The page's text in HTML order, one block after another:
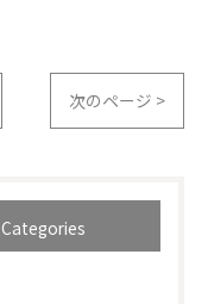
次のページ >
Categories